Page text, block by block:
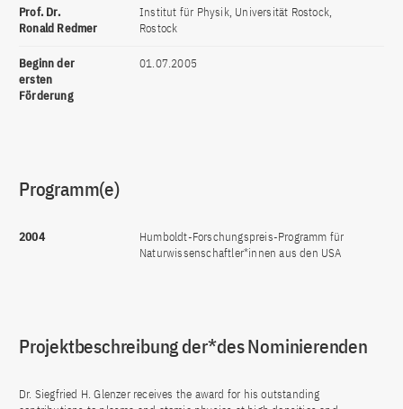
Prof. Dr.
Ronald Redmer
Institut für Physik, Universität Rostock,
Rostock
Beginn der
ersten
Förderung
01.07.2005
Programm(e)
2004
Humboldt-Forschungspreis-Programm für
Naturwissenschaftler*innen aus den USA
Projektbeschreibung der*des Nominierenden
Dr. Siegfried H. Glenzer receives the award for his outstanding